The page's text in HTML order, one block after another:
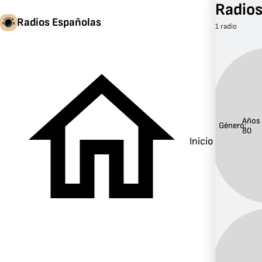
Radios Españolas
Inicio
1 radio
Género:Años
80